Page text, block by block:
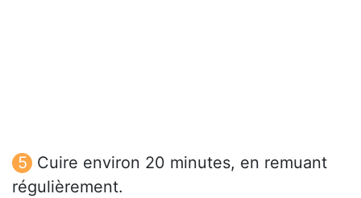
Cuire environ 20 minutes, en remuant
régulièrement.